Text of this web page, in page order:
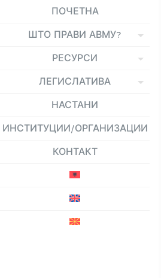
ПОЧЕТНА
ШТО ПРАВИ АВМУ?
РЕСУРСИ
ЛЕГИСЛАТИВА
НАСТАНИ
ИНСТИТУЦИИ/ОРГАНИЗАЦИИ
КОНТАКТ